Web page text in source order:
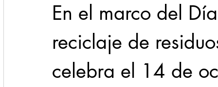
En el marco del
reciclaje de
celebra el 14 de